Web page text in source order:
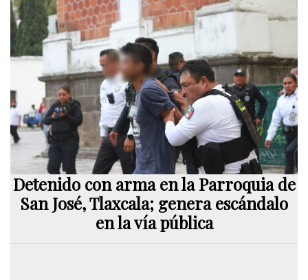
Detenido con arma en la Parroquia de
San José, Tlaxcala; genera escándalo
en la vía pública